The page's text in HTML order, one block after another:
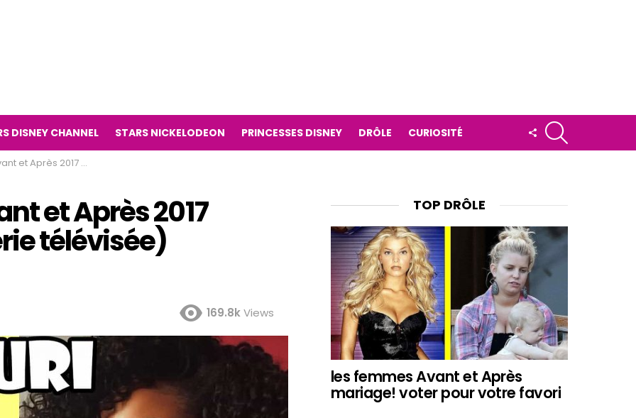
DISNEY CHANNEL STARS NICKELODEON PRINCESSES DISNEY DRÔLE CURIOSITÉ
FOLLOW
US
Kikiwaka série télévisée)
et Après 2017
télévisée)
169.8kViews
TOP DRÔLE
les femmes Avant et Après
mariage! voter pour votre favori